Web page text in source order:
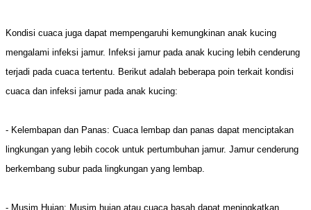
Kondisi cuaca juga dapat mempengaruhi kemungkinan anak kucing
mengalami infeksi jamur. Infeksi jamur pada anak kucing lebih cenderung
terjadi pada cuaca tertentu. Berikut adalah beberapa poin terkait kondisi
cuaca dan infeksi jamur pada anak kucing:
- Kelembapan dan Panas: Cuaca lembap dan panas dapat menciptakan
lingkungan yang lebih cocok untuk pertumbuhan jamur. Jamur cenderung
berkembang subur pada lingkungan yang lembap.
- Musim Hujan: Musim hujan atau cuaca basah dapat meningkatkan